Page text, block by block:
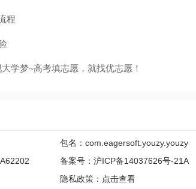
程
梦~高考填志愿，就找优志愿！
包名：com.eagersoft.youzy.youzy
备案号：沪ICP备14037626号-21A
隐私政策： 点击查看